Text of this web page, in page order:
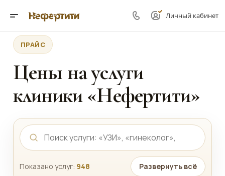
Личный кабинет
ПРАЙС
Цены на услуги
клиники «Нефертити»
Показано услуг: 948 Развернуть всё